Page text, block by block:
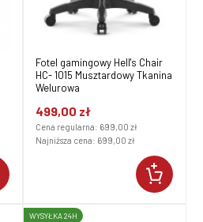
Fotel gamingowy Hell's Chair
HC- 1015 Musztardowy Tkanina
Welurowa
499,00 zł
Cena regularna: 699,00 zł
Najniższa cena: 699,00 zł
WYSYŁKA 24H